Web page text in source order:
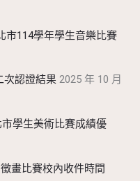
市114學年學生音樂比賽
次認證結果 2025 年 10 月
學生美術比賽成績優
畫比賽校內收件時間